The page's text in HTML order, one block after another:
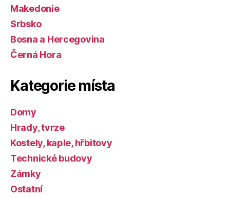
Makedonie
Srbsko
Bosna a Hercegovina
Černá Hora
Kategorie místa
Domy
Hrady, tvrze
Kostely, kaple, hřbitovy
Technické budovy
Zámky
Ostatní